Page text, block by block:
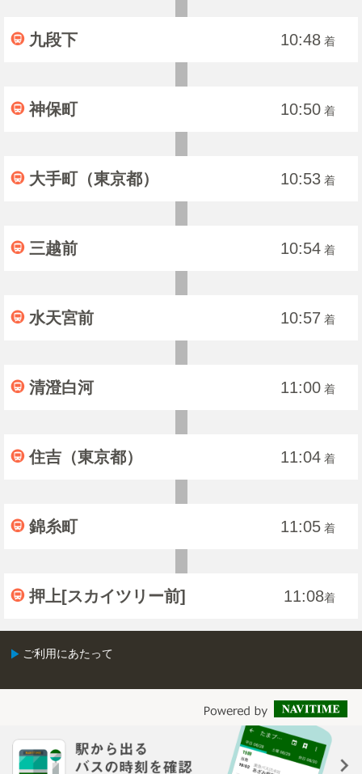
九段下 10:48 着
神保町 10:50 着
大手町（東京都） 10:53 着
三越前 10:54 着
水天宮前 10:57 着
清澄白河 11:00 着
住吉（東京都） 11:04 着
錦糸町 11:05 着
押上[スカイツリー前] 11:08着
ご利用にあたって